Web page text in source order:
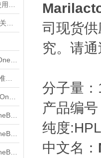
司现货
究。请
分子量
产品编
纯度
中文名：